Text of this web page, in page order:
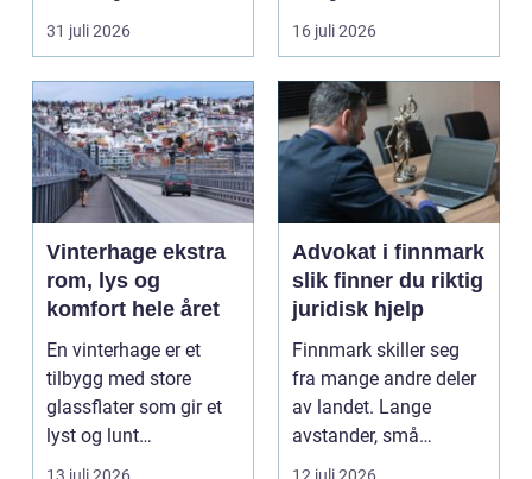
står...
31 juli 2026
båten bedre far...
16 juli 2026
Vinterhage ekstra
rom, lys og
komfort hele året
En vinterhage er et
tilbygg med store
glassflater som gir et
lyst og lunt
oppholdsrom nær
Advokat i finnmark
slik finner du riktig
juridisk hjelp
Finnmark skiller seg
fra mange andre deler
av landet. Lange
avstander, små
lokalsamfunn, sterk